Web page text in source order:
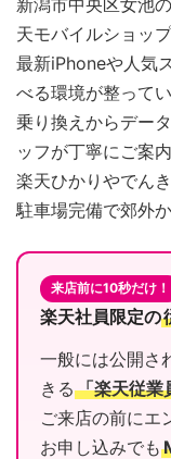
新潟市中央区女池
天モバイルショッ
最新iPhoneや人気
べる環境が整ってい
乗り換えからデー
ッフが丁寧にご案内
楽天ひかりやでん
駐車場完備で郊外
来店前に10秒だけ！
楽天社員限定の
一般には公開さ
きる 「楽天従業
ご来店の前にエ
お申し込みでも